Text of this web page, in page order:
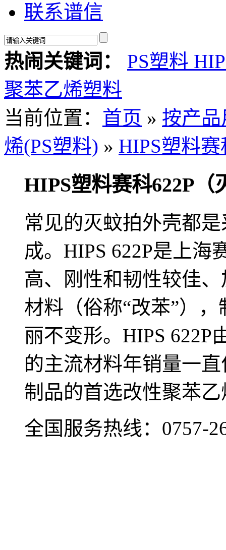
联系谱信
热闹关键词： PS塑料
聚苯乙烯塑料
当前位置： 首页 » 按产
烯(PS塑料) » HIPS塑料
HIPS塑料赛科622P（
常见的灭蚊拍外壳都
成。HIPS 622P是上
高、刚性和韧性较佳
材料（俗称“改苯”）
丽不变形。HIPS 622P
的主流材料年销量一
制品的首选改性聚苯乙
全国服务热线： 0757-